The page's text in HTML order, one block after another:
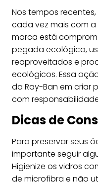
Nos tempos
cada vez mais com
marca está
pegada ecológica,
reaproveitados e
ecológicos. Essa
da Ray-Ban em criar
com
Dicas de
Para preservar seus
importante seguir
Higienize os vidros
de microfibra e não